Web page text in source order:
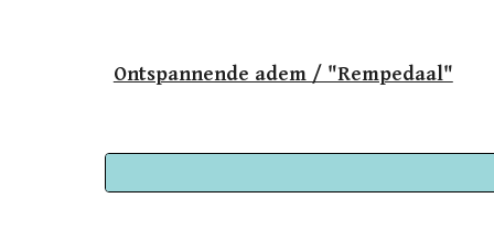
Ontspannende adem / "Rempedaal"